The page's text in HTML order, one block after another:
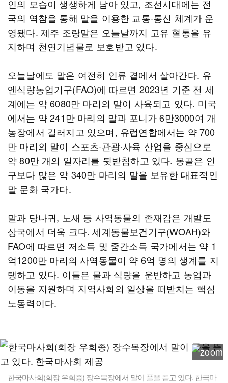
인의 모습이 생생하게 남아 있고, 조선시대에는 전
국의 역참을 통해 말을 이용한 교통·통신 체계가 운
영됐다. 제주 조랑말은 오늘날까지 고유 혈통을 유
지하며 천연기념물로 보호받고 있다.
오늘날에도 말은 여전히 인류 곁에서 살아간다. 유
엔식량농업기구(FAO)에 따르면 2023년 기준 전 세
계에는 약 6080만 마리의 말이 사육되고 있다. 미국
에서는 약 241만 마리의 말과 포니가 6만3000여 개
농장에서 길러지고 있으며, 유럽연합에서는 약 700
만 마리의 말이 스포츠·관광·사육 산업을 중심으로
약 80만 개의 일자리를 뒷받침하고 있다. 몽골은 인
구보다 많은 약 340만 마리의 말을 보유한 대표적인
말 문화 국가다.
말과 당나귀, 노새 등 사역동물의 존재감은 개발도
상국에서 더욱 크다. 세계동물보건기구(WOAH)와
FAO에 따르면 저소득 및 중간소득 국가에서는 약 1
억1200만 마리의 사역동물이 약 6억 명의 생계를 지
탱하고 있다. 이들은 물과 식량을 운반하고 농업과
이동을 지원하며 지역사회의 일상을 떠받치는 핵심
노동력이다.
한국마사회(회장 우희종) 장수목장에서 말이 풀을 뜯고 있다. 한국마